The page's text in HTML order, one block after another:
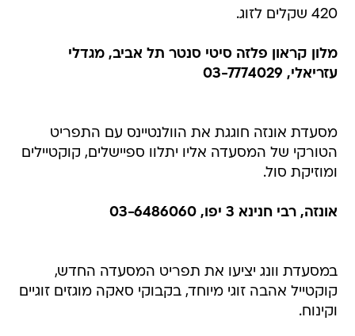
420 שקלים לזוג.
מלון קראון פלזה סיטי סנטר תל אביב, מגדלי
עזריאלי, 03-7774029
מסעדת אונזה חוגגת את הוולנטיינס עם התפריט
הטורקי של המסעדה אליו יתלוו ספיישלים, קוקטיילים
ומוזיקת סול.
אונזה, רבי חנינא 3 יפו, 03-6486060
במסעדת וונג יציעו את תפריט המסעדה החדש,
קוקטייל אהבה זוגי מיוחד, בקבוקי סאקה מוגזים זוגיים
וקינוח.